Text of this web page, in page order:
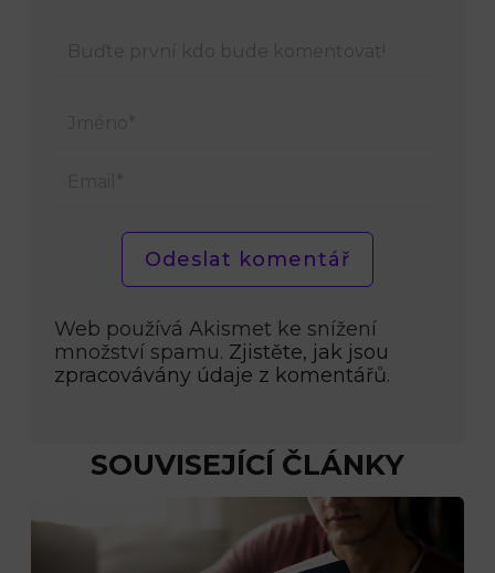
Web používá Akismet ke snížení
množství spamu. Zjistěte, jak jsou
zpracovávány údaje z komentářů.
SOUVISEJÍCÍ ČLÁNKY